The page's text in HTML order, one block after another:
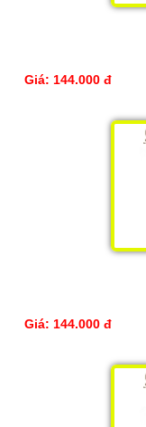
Giá: 144.000 đ
Giá: 144.000 đ